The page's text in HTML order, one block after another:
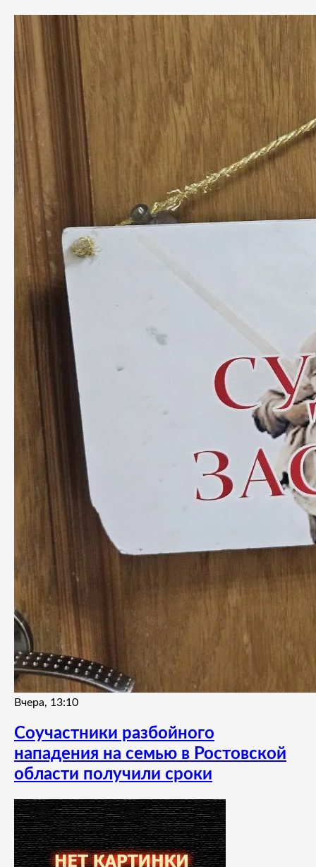
Вчера, 13:10
Соучастники разбойного
нападения на семью в Ростовской
области получили сроки